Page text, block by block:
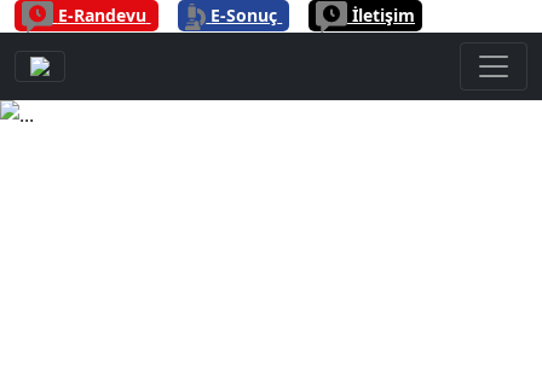
E-Randevu E-Sonuç İletişim